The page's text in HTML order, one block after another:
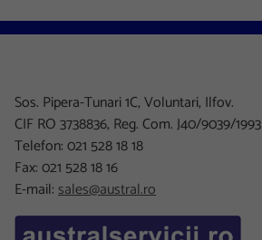
Sos. Pipera-Tunari 1C, Voluntari, Ilfov.
CIF RO 3738836, Reg. Com. J40/9039/1993
Telefon: 021 528 18 18
Fax: 021 528 18 16
E-mail:sales@austral.ro